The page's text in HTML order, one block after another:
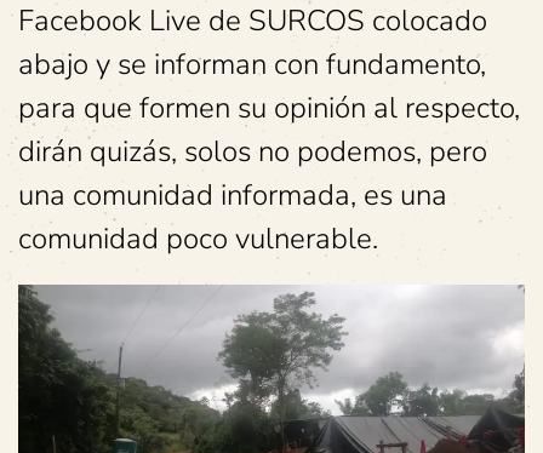
Facebook Live de SURCOS colocado
abajo y se informan con fundamento,
para que formen su opinión al respecto,
dirán quizás, solos no podemos, pero
una comunidad informada, es una
comunidad poco vulnerable.